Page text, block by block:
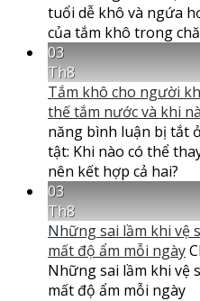
tuổi dễ khô và ngứa
của tắm khô trong
03
Th8
Tắm khô cho người
thế tắm nước và khi
năng bình luận bị tắt
tật: Khi nào có thể
nên kết hợp cả hai?
03
Th8
Những sai lầm khi vệ
mất độ ẩm mỗi ngày
Những sai lầm khi vệ
mất độ ẩm mỗi ngày